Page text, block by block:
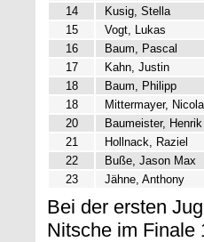
14
Kusig, Stella
15
Vogt, Lukas
16
Baum, Pascal
17
Kahn, Justin
18
Baum, Philipp
18
Mittermayer,
20
Baumeister, Henrik
21
Hollnack, Raziel
22
Buße, Jason Max
23
Jähne, Anthony
Bei der ersten
Nitsche im Finale